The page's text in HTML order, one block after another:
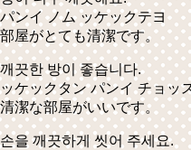
パンイ ノム ッケックテヨ
部屋がとても清潔です。
깨끗한 방이 좋습니다.
ッケックタン パンイ チョッ
清潔な部屋がいいです。
손을 깨끗하게 씻어 주세요.